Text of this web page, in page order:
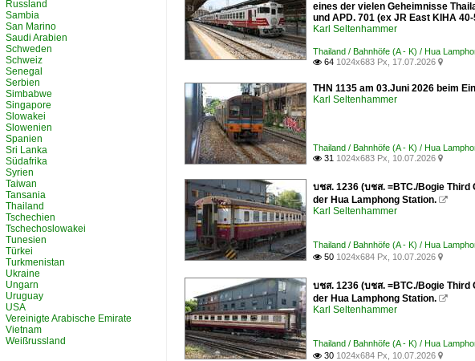
eines der vielen Geheimnisse
und APD. 701 (ex JR East KIHA
Karl Seltenhammer
Thailand / Bahnhöfe (A - K) / Hua
 64 1024x683 Px, 17.07.2026 
THN 1135 am 03.Juni 2026 beim
Karl Seltenhammer
Thailand / Bahnhöfe (A - K) / Hua
 31 1024x683 Px, 10.07.2026 
บชส. 1236 (บชส. =BTC./Bogie
der Hua Lamphong Station. 
Karl Seltenhammer
Thailand / Bahnhöfe (A - K) / Hua
 50 1024x684 Px, 10.07.2026 
บชส. 1236 (บชส. =BTC./Bogie
der Hua Lamphong Station. 
Karl Seltenhammer
Thailand / Bahnhöfe (A - K) / Hua
 30 1024x684 Px, 10.07.2026 
Russland
Sambia
San Marino
Saudi Arabien
Schweden
Schweiz
Senegal
Serbien
Simbabwe
Singapore
Slowakei
Slowenien
Spanien
Sri Lanka
Südafrika
Syrien
Taiwan
Tansania
Thailand
Tschechien
Tschechoslowakei
Tunesien
Türkei
Turkmenistan
Ukraine
Ungarn
Uruguay
USA
Vereinigte Arabische Emirate
Vietnam
Weißrussland